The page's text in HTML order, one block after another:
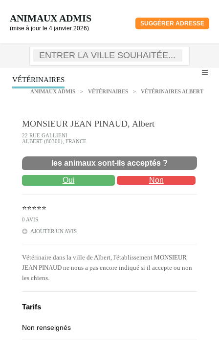
ANIMAUX ADMIS
(mise à jour le 4 janvier 2026)
SUGGÉRER ADRESSE
VÉTÉRINAIRES
ANIMAUX ADMIS > VÉTÉRINAIRES > VÉTÉRINAIRES ALBERT
MONSIEUR JEAN PINAUD, Albert
22 RUE GALLIENI
ALBERT (80300), FRANCE
les animaux sont-ils acceptés ?
Oui Non
⭐⭐⭐⭐⭐
0 AVIS
AJOUTER UN AVIS
Vétérinaire dans la ville de Albert, l'établissement MONSIEUR
JEAN PINAUD ne nous a pas encore indiqué si il accepte ou non
les chiens.
Tarifs
Non renseignés